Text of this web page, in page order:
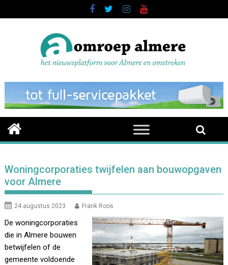
to
Woningcorporaties twijfelen aan bouwopgaven
voor Almere
24 augustus 2023 Frank Roos
De woningcorporaties
die in Almere bouwen
betwijfelen of de
gemeente voldoende